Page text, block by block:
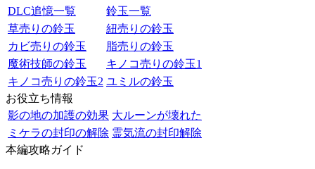
DLC追憶一覧
鈴玉一覧
草売りの鈴玉
紐売りの鈴玉
カビ売りの鈴玉
脂売りの鈴玉
魔術技師の鈴玉
キノコ売りの鈴玉1
キノコ売りの鈴玉2 ユミルの鈴玉
お役立ち情報
影の地の加護の効果 大ルーンが壊れた
ミケラの封印の解除 霊気流の封印解除
本編攻略ガイド